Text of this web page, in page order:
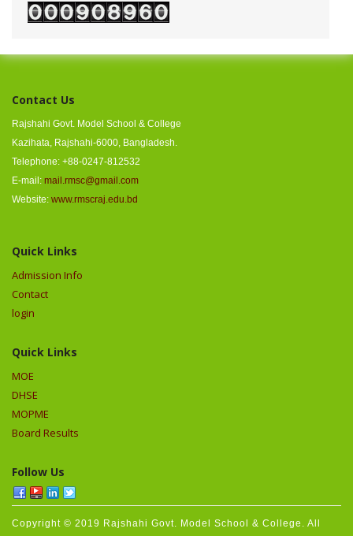
Contact Us
Rajshahi Govt. Model School & College
Kazihata, Rajshahi-6000, Bangladesh.
Telephone: +88-0247-812532
E-mail: mail.rmsc@gmail.com
Website: www.rmscraj.edu.bd
Quick Links
Admission Info
Contact
login
Quick Links
MOE
DHSE
MOPME
Board Results
Follow Us
Copyright © 2019 Rajshahi Govt. Model School & College. All